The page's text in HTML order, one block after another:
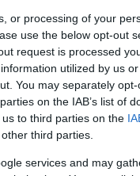
or processing of your
use the below opt-out
request is processed
utilized by us
You may separately
on the IAB’s list of
to third parties on the
third parties.
services and may
08:00
23:58
Tip